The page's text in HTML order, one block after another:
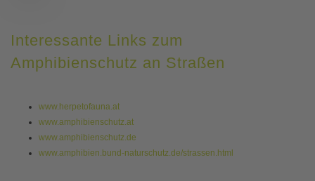
Interessante Links zum
Amphibienschutz an Straßen
www.herpetofauna.at
www.amphibienschutz.at
www.amphibienschutz.de
www.amphibien.bund-naturschutz.de/strassen.html